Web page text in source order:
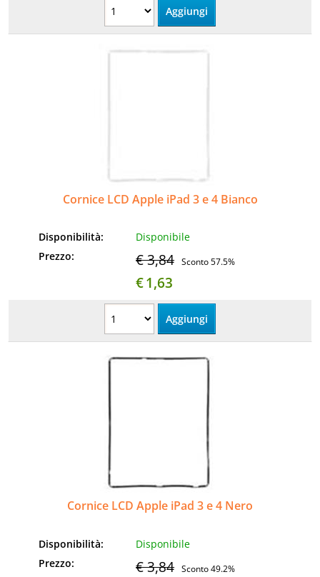
Cornice LCD Apple iPad 3 e 4 Bianco
Disponibilità:
Disponibile
Prezzo:
€ 3,84 Sconto 57.5%
€1,63
Cornice LCD Apple iPad 3 e 4 Nero
Disponibilità:
Disponibile
Prezzo:
€ 3,84 Sconto 49.2%